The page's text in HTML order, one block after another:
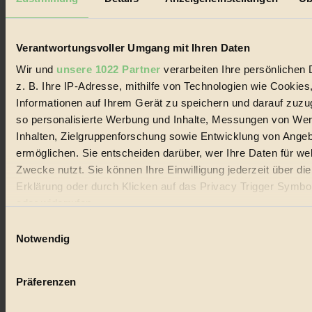
Verantwortungsvoller Umgang mit Ihren Daten
Wir und unsere 1022 Partner verarbeiten Ihre persönlichen
z. B. Ihre IP-Adresse, mithilfe von Technologien wie
Informationen auf Ihrem Gerät zu speichern und darauf
so personalisierte Werbung und Inhalte, Messungen von
Inhalten, Zielgruppenforschung sowie Entwicklung von
ermöglichen. Sie entscheiden darüber, wer Ihre Daten für
Zwecke nutzt. Sie können Ihre Einwilligung jederzeit über
Erklärung oder durch Klicken auf das Privacy Trigger
Wenn Sie es erlauben, würden wir auch gerne:
Ihr Gerät durch aktives Scannen nach bestimmten
Notwendig
Präferenzen
Biorama steht für einen nachhaltigen Lebensstil und bewussten
Lebenswandel. Es ist eine moderne Plattform für Ideen, Menschen
Handels mit Bioprodukten, des Fair-Trade sowie der Branche
alternativer Energien.
Social Media
22.601 Fans auf Facebook
3.415 Follower auf Twitter
Folge uns auf Instagram
Themen
Bio
Vegan